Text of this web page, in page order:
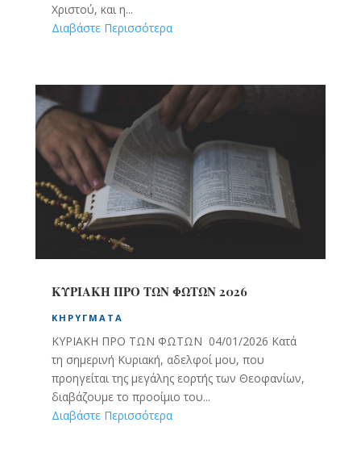
Χριστού, και η...
Διαβάστε Περισσότερα
ΚΥΡΙΑΚΗ ΠΡΟ ΤΩΝ ΦΩΤΩΝ 2026
ΚΗΡΎΓΜΑΤΑ
ΚΥΡΙΑΚΗ ΠΡΟ ΤΩΝ ΦΩΤΩΝ 04/01/2026 Κατά
τη σημερινή Κυριακή, αδελφοί μου, που
προηγείται της μεγάλης εορτής των Θεοφανίων,
διαβάζουμε το προοίμιο του...
Διαβάστε Περισσότερα